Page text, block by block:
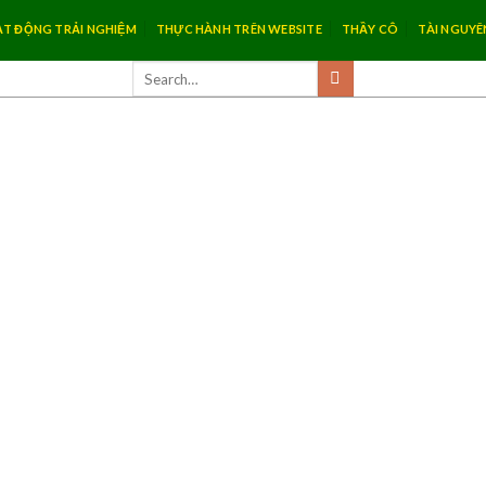
ĐỘNG TRẢI NGHIỆM THỰC HÀNH TRÊN WEBSITE THẦY CÔ TÀI